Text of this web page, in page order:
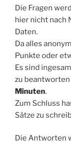
Die Fragen
hier nicht nach
Daten.
Da alles
Punkte oder
Es sind
zu
Minuten.
Zum Schluss
Sätze zu
Die Antworten